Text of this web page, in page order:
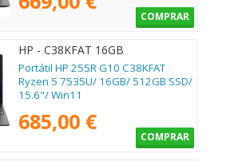
COMPRAR
HP - C38KFAT 16GB
Portátil HP 255R G10 C38KFAT
Ryzen 5 7535U/ 16GB/ 512GB SSD/
15.6"/ Win11
685,00 €
COMPRAR